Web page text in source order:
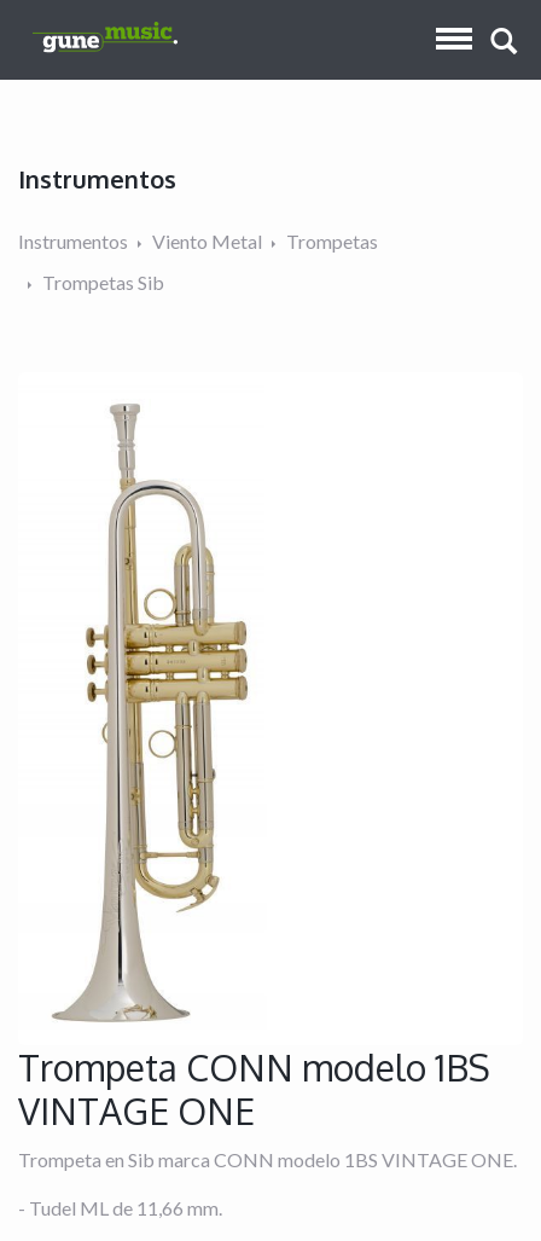
Instrumentos
Instrumentos Viento Metal
Trompetas
Trompetas Sib
Trompeta CONN modelo 1BS
VINTAGE ONE
Trompeta en Sib marca CONN modelo 1BS VINTAGE ONE.
- Tudel ML de 11,66 mm.